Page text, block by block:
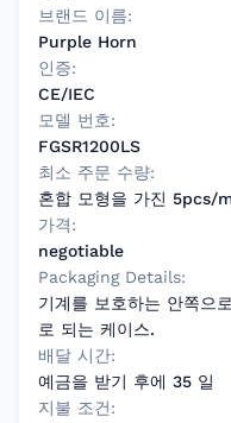
브랜드 이름:
Purple Horn
인증:
CE/IEC
모델 번호:
FGSR1200LS
최소 주문 수량:
혼합 모형을 가진 5pcs/
가격:
negotiable
Packaging Details:
기계를 보호하는 안쪽으
로 되는 케이스.
배달 시간:
예금을 받기 후에 35 일
지불 조건: